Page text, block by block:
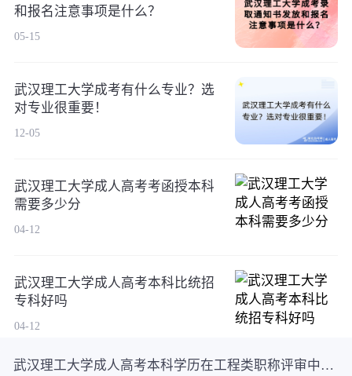
和报名注意事项是什么？
05-15
武汉理工大学成考有什么专业？选
对专业很重要！
12-05
武汉理工大学成人高考考函授本科
需要多少分
04-12
武汉理工大学成人高考本科比统招
专科好吗
04-12
武汉理工大学成人高考本科学历在工程类职称评审中是否有效？考生重点关注！